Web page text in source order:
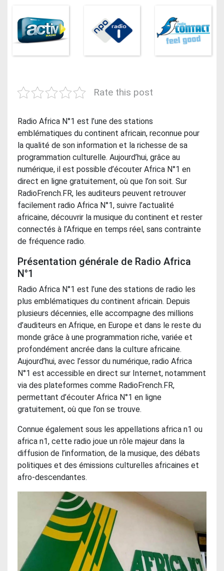
Rate this post
Radio Africa N°1 est l’une des stations
emblématiques du continent africain, reconnue pour
la qualité de son information et la richesse de sa
programmation culturelle. Aujourd’hui, grâce au
numérique, il est possible d’écouter Africa N°1 en
direct en ligne gratuitement, où que l’on soit. Sur
RadioFrench.FR, les auditeurs peuvent retrouver
facilement radio Africa N°1, suivre l’actualité
africaine, découvrir la musique du continent et rester
connectés à l’Afrique en temps réel, sans contrainte
de fréquence radio.
Présentation générale de Radio Africa
N°1
Radio Africa N°1 est l’une des stations de radio les
plus emblématiques du continent africain. Depuis
plusieurs décennies, elle accompagne des millions
d’auditeurs en Afrique, en Europe et dans le reste du
monde grâce à une programmation riche, variée et
profondément ancrée dans la culture africaine.
Aujourd’hui, avec l’essor du numérique, radio Africa
N°1 est accessible en direct sur Internet, notamment
via des plateformes comme RadioFrench.FR,
permettant d’écouter Africa N°1 en ligne
gratuitement, où que l’on se trouve.
Connue également sous les appellations africa n1 ou
africa n1, cette radio joue un rôle majeur dans la
diffusion de l’information, de la musique, des débats
politiques et des émissions culturelles africaines et
afro-descendantes.